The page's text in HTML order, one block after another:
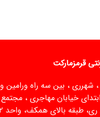
قرمزمارکت
، شهرری ، بین سه راه ورامین و
خیابان مهاجری ، مجتمع
طبقه بالای همکف، واحد ۱۱۲